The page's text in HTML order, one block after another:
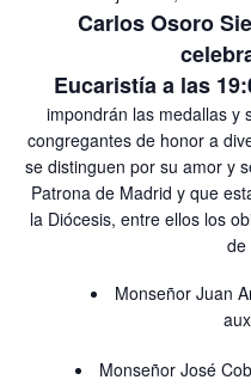
Carlos Osoro
Eucaristía a las
impondrán las medallas y
congregantes de honor a
se distinguen por su amor y
Patrona de Madrid y que
la Diócesis, entre ellos los
de
Monseñor Juan
Monseñor José